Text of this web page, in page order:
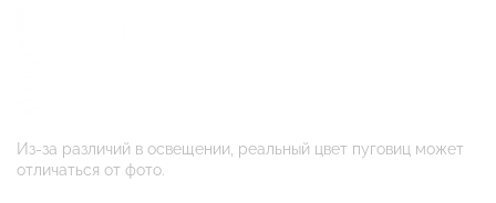
Из-за различий в освещении, реальный цвет пуговиц может
отличаться от фото.